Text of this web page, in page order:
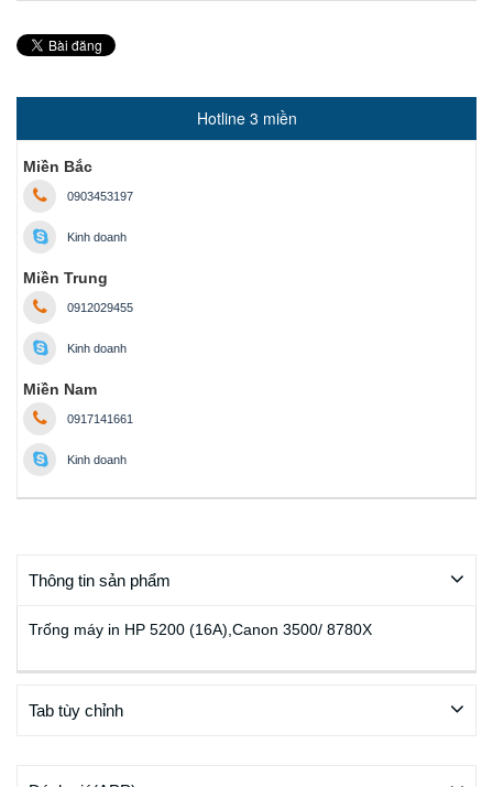
Hotline 3 miền
Miền Bắc
0903453197
Kinh doanh
Miền Trung
0912029455
Kinh doanh
Miền Nam
0917141661
Kinh doanh
Thông tin sản phẩm
Trống máy in HP 5200 (16A),Canon 3500/ 8780X
Tab tùy chỉnh